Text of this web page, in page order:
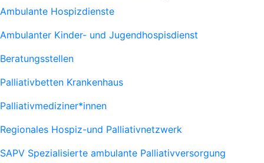
Ambulante Hospizdienste
Ambulanter Kinder- und Jugendhospisdienst
Beratungsstellen
Palliativbetten Krankenhaus
Palliativmediziner*innen
Regionales Hospiz-und Palliativnetzwerk
SAPV Spezialisierte ambulante Palliativversorgung